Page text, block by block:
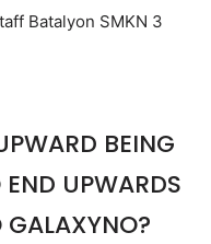
Batalyon SMKN 3
BEING
UPWARDS
GALAXYNO?